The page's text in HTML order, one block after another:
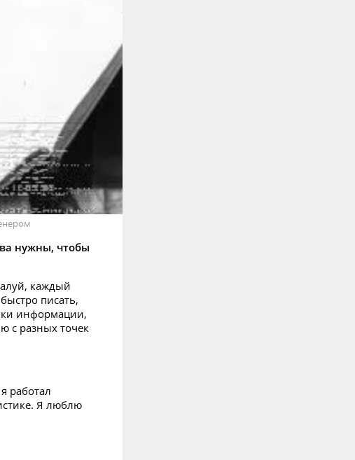
нужны, чтобы
каждый
писать,
информации,
с разных точек
работал
Я люблю